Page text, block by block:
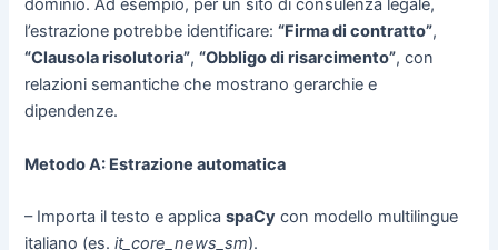
dominio. Ad esempio, per un sito di consulenza legale,
l’estrazione potrebbe identificare:“Firma di contratto”,
“Clausola risolutoria”,“Obbligo di risarcimento”, con
relazioni semantiche che mostrano gerarchie e
dipendenze.
Metodo A: Estrazione automatica
– Importa il testo e applicaspaCy con modello multilingue
italiano (es.it_core_news_sm).